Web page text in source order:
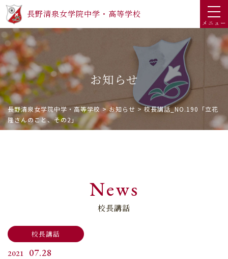
長野清泉女学院中学・高等学校
メニュー
お知らせ
長野清泉女学院中学・高等学校>お知らせ >校長講話_NO.190「立花
隆さんのこと、その2」
News
校長講話
校長講話
2021
07.28